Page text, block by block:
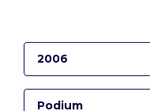
2006
Podium